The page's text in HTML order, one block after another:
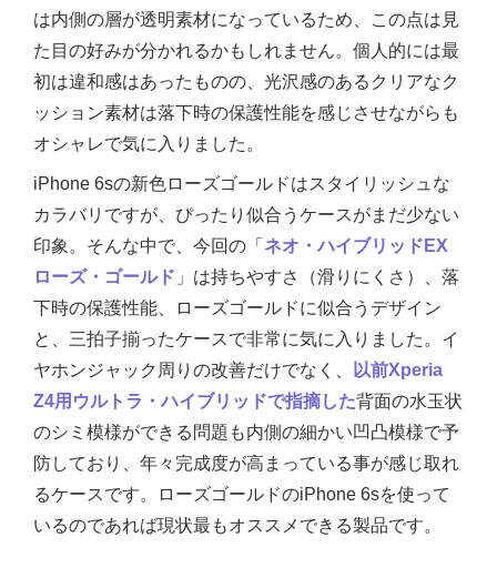
は内側の層が透明素材になっているため、この点は見
た目の好みが分かれるかもしれません。個人的には最
初は違和感はあったものの、光沢感のあるクリアなク
ッション素材は落下時の保護性能を感じさせながらも
オシャレで気に入りました。
iPhone 6sの新色ローズゴールドはスタイリッシュな
カラバリですが、ぴったり似合うケースがまだ少ない
印象。そんな中で、今回の「 ネオ・ハイブリッドEX
ローズ・ゴールド 」は持ちやすさ（滑りにくさ）、落
下時の保護性能、ローズゴールドに似合うデザイン
と、三拍子揃ったケースで非常に気に入りました。イ
ヤホンジャック周りの改善だけでなく、
以前Xperia
Z4用ウルトラ・ハイブリッドで指摘した背面の水玉状
のシミ模様ができる問題も内側の細かい凹凸模様で予
防しており、年々完成度が高まっている事が感じ取れ
るケースです。ローズゴールドのiPhone 6sを使って
いるのであれば現状最もオススメできる製品です。